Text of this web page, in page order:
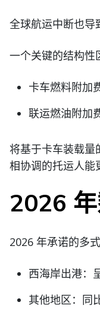
全球航运中断也导
一个关键的结构性
卡车燃料附加
联运燃油附加
将基于卡车装载量
相协调的托运人能
2026
2026 年承诺的多
西海岸出港：
其他地区：同